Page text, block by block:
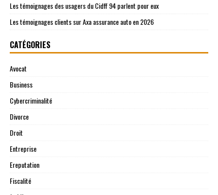
Les témoignages des usagers du Cidff 94 parlent pour eux
Les témoignages clients sur Axa assurance auto en 2026
CATÉGORIES
Avocat
Business
Cybercriminalité
Divorce
Droit
Entreprise
Ereputation
Fiscalité